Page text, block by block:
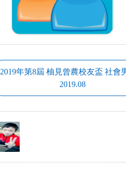
2019年第8屆 柚見曾農校友盃 社會
2019.08